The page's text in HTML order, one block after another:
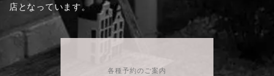
店となっています。
各種予約のご案内